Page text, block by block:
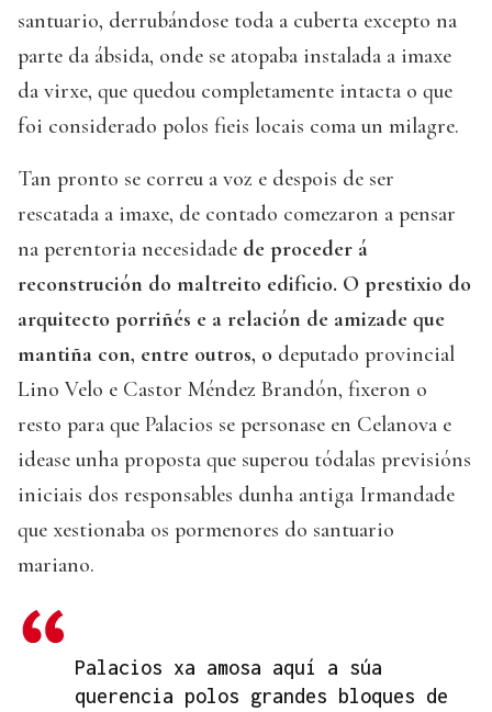
santuario, derrubándose toda a cuberta excepto na
parte da ábsida, onde se atopaba instalada a imaxe
da virxe, que quedou completamente intacta o que
foi considerado polos fieis locais coma un milagre.
Tan pronto se correu a voz e despois de ser
rescatada a imaxe, de contado comezaron a pensar
na perentoria necesidade de proceder á
reconstrución do maltreito edificio. O prestixio do
arquitecto porriñés e a relación de amizade que
mantiña con, entre outros, o deputado provincial
Lino Velo e Castor Méndez Brandón, fixeron o
resto para que Palacios se personase en Celanova e
idease unha proposta que superou tódalas previsións
iniciais dos responsables dunha antiga Irmandade
que xestionaba os pormenores do santuario
mariano.
Palacios xa amosa aquí a súa
querencia polos grandes bloques de